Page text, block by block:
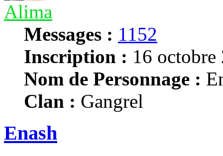
Alima
Messages : 1152
Inscription : 16
Nom de Personnage :
Clan : Gangrel
Enash